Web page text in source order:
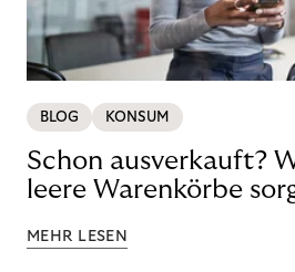
BLOG KONSUM
Schon ausverkauft?
leere Warenkörbe
MEHR LESEN